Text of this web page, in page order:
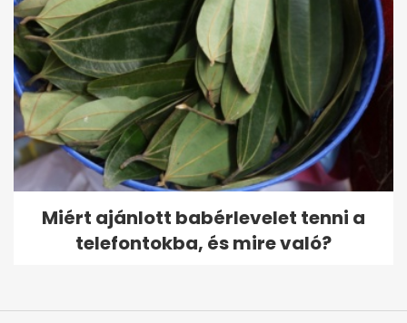
Miért ajánlott babérlevelet tenni a
telefontokba, és mire való?